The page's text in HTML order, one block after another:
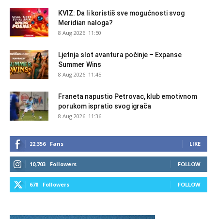
KVIZ: Da li koristiš sve mogućnosti svog
Meridian naloga?
8 Aug 2026. 11:50
Ljetnja slot avantura počinje – Expanse
Summer Wins
8 Aug 2026. 11:45
Franeta napustio Petrovac, klub emotivnom
porukom ispratio svog igrača
8 Aug 2026. 11:36
22,356 Fans LIKE
10,703 Followers FOLLOW
678 Followers FOLLOW